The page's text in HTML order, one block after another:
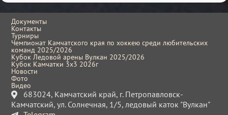
Документы
Контакты
Турниры
Чемпионат Камчатского края по хоккею среди любительских
команд 2025/2026
Кубок Ледовой арены Вулкан 2025/2026
Кубок Камчатки 3x3 2026г
Новости
Фото
Видео
683024, Камчатский край, г. Петропавловск-
Камчатский, ул. Солнечная, 1/5, ледовый каток "Вулкан"